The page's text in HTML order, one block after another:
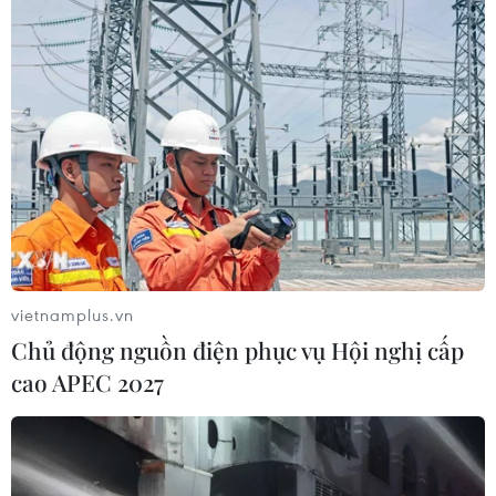
nguồn cung cấp oxy bị cắt."
vietnamplus.vn
Chủ động nguồn điện phục vụ Hội nghị cấp
cao APEC 2027